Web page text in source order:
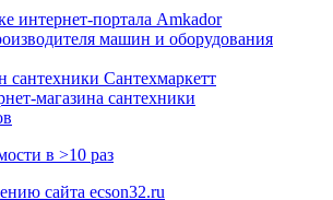
машин и оборудования
магазина сантехники
в >10 раз